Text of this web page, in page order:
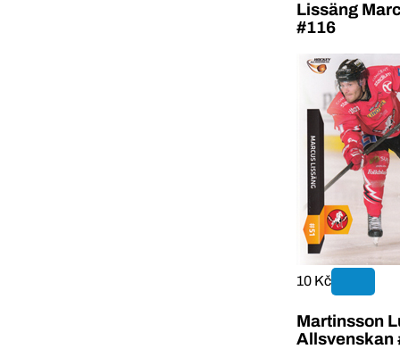
Lissäng
#116
10 Kč
Martinsson
Allsvenskan